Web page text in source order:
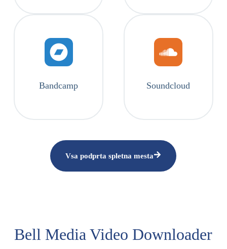
Bandcamp Soundcloud
Vsa podprta spletna mesta
Bell Media Video Downloader